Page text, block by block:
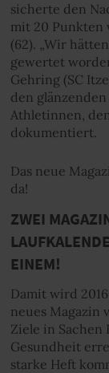
sicherte den
mit 20 Punkten
(62). „Wir
gewertet
Gehring (SC
den
Athletinnen,
dokumentiert.
Das neue
da!
ZWEI
EINEM!
Damit wird
neues Magazin
Ziele in Sachen
Gesundheit
starke Heft